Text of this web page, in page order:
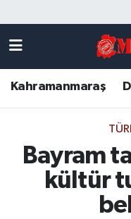
Kahramanmaraş
Bayram
kültür
ONİKİŞUBAT
ÖZEL HABER
Kahramanmaraş
Süper Lig Puan
Tüm Manşetler